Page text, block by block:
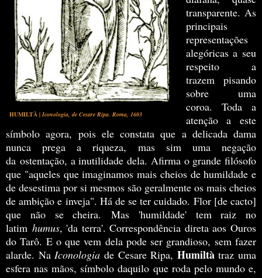
HUMILTÀ | Iconologia, de Cesare Ripa. Roma, 1603
transparente. As
principais
representações
alegóricas a seu
respeito a
trazem pisando
sobre uma
coroa. Toda a
atenção a este
símbolo agora, pois ele constata que a delicada dama
nunca prega a riqueza, mas sim uma negação
da ostentação, a inutilidade dela. Afirma o grande filósofo
que "aqueles que imaginamos mais cheios de humildade e
de desestima por si mesmos são geralmente os mais cheios
de ambição e inveja". Há de se ter cuidado. Flor [de cacto]
que não se cheira. Mas 'humildade' tem raiz no
latim humus, 'da terra'. Correspondência direta aos Ouros
do Tarô. E o que vem dela pode ser grandioso, sem fazer
alarde. Na Iconologia de Cesare Ripa, Humiltàtraz uma
esfera nas mãos, símbolo daquilo que roda pelo mundo e,